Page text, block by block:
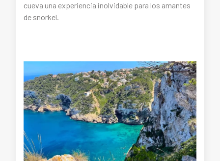
cueva una experiencia inolvidable para los amantes
de snorkel.